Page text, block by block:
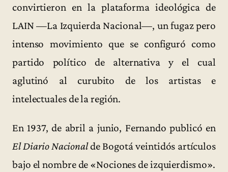
convirtieron en la plataforma ideológica de
LAIN —La Izquierda Nacional—, un fugaz pero
intenso movimiento que se configuró como
partido político de alternativa y el cual
aglutinó al curubito de los artistas e
intelectuales de la región.
En 1937, de abril a junio, Fernando publicó en
El Diario Nacionalde Bogotá veintidós artículos
bajo el nombre de «Nociones de izquierdismo».